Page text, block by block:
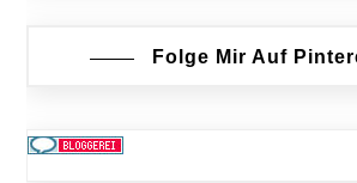
Folge Mir Auf